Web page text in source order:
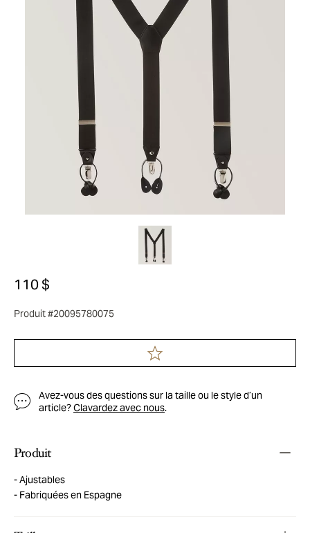
110 $
Produit #20095780075
Avez-vous des questions sur la taille ou le style d’un
article?Clavardez avec nous.
Produit
Ajustables
Fabriquées en Espagne